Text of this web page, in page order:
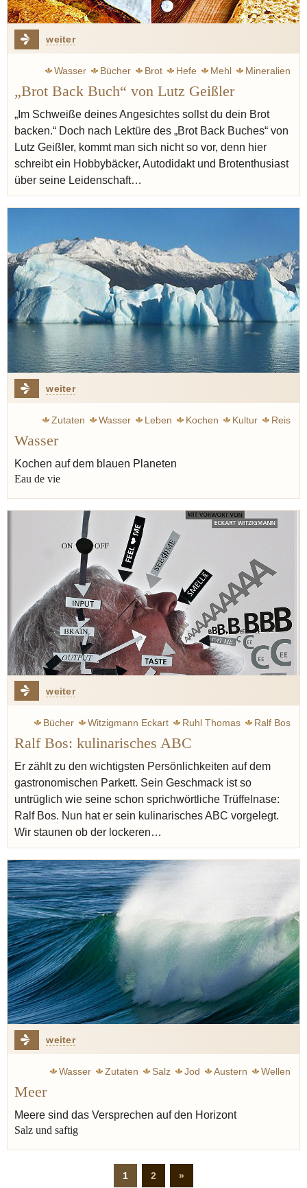
weiter
Wasser Bücher Brot Hefe Mehl
Mineralien
Salz
Buch Zeit Arbeit
„Brot Back Buch“ von Lutz Geißler
„Im Schweiße deines Angesichtes sollst du dein Brot
backen.“ Doch nach Lektüre des „Brot Back Buches“ von
Lutz Geißler, kommt man sich nicht so vor, denn hier
schreibt ein Hobbybäcker, Autodidakt und Brotenthusiast
über seine Leidenschaft…
weiter
Zutaten Wasser Leben Kochen Kultur
Reis
Wasser
Kochen auf dem blauen Planeten
Eau de vie
weiter
Bücher Witzigmann Eckart Ruhl Thomas
Ralf Bos
Bosfood
Champagner Gewürze
Aufklärung
Kant Immanuel Lardo
Feinkost
Enzyklopädie
Kulinaristik
Ralf Bos: kulinarisches ABC
Er zählt zu den wichtigsten Persönlichkeiten auf dem
gastronomischen Parkett. Sein Geschmack ist so
untrüglich wie seine schon sprichwörtliche Trüffelnase:
Ralf Bos. Nun hat er sein kulinarisches ABC vorgelegt.
Wir staunen ob der lockeren…
weiter
Wasser Zutaten Salz Jod Austern Wellen
Meer
Meere sind das Versprechen auf den Horizont
Salz und saftig
1 2 »